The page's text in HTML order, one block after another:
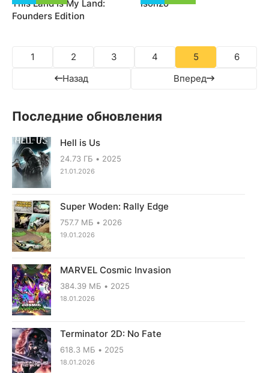
This Land Is My Land:
Founders Edition
Isonzo
Назад
1 2 3 4 5
6
Вперед
Последние обновления
Hell is Us
24.73 ГБ 2025
21.01.2026
Super Woden: Rally Edge
757.7 МБ 2026
19.01.2026
MARVEL Cosmic Invasion
384.39 МБ 2025
18.01.2026
Terminator 2D: No Fate
618.3 МБ 2025
18.01.2026